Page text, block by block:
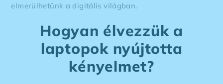
elmerülhetünk a digitális világban.
Hogyan élvezzük a
laptopok nyújtotta
kényelmet?